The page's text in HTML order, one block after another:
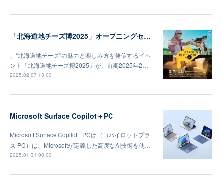
「北海道地チーズ博2025」オープニングセレモニー及びメディア向け内覧会
、“北海道地チーズ”の魅力と楽しみ方を発信するイベ
ント『北海道地チーズ博2025』が、前期2025年2…
2025.02.07 13:00
Microsoft Surface Copilot＋PC
Microsoft Surface Copilot+ PCは（コパイロットプラ
ス PC）は、Microsoftが定義した高度なAI技術を使…
2025.01.31 00:00